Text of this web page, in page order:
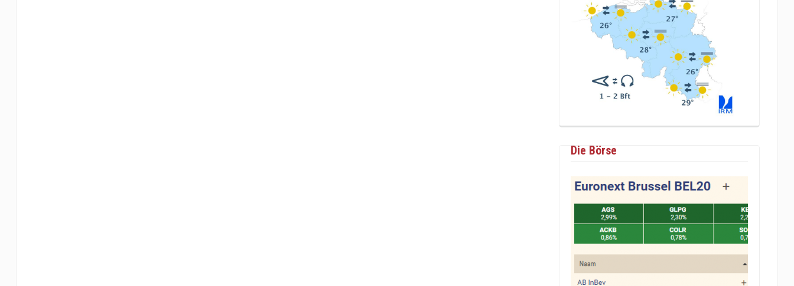
Die Börse